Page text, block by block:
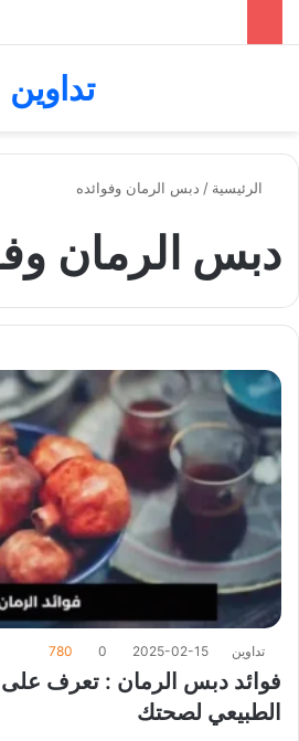
تداوين
الرئيسية / دبس الرمان وفوائده
دبس الرمان
تداوين 2025-02-15
0
780
فوائد دبس الرمان : تعرف على
الطبيعي لصحتك